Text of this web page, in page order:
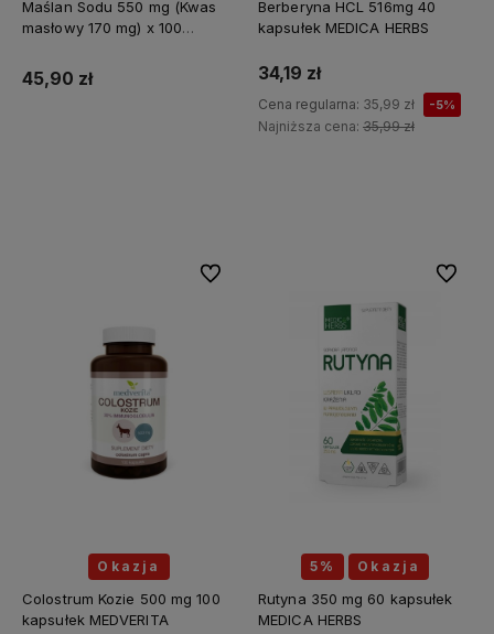
Maślan Sodu 550 mg (Kwas
masłowy 170 mg) x 100
45,90 zł
Berberyna HCL 516mg 40
kapsułek MEDICA HERBS
34,19 zł
Cena regularna: 35,99 zł -5%
Najniższa cena: 35,99 zł
Okazja
Colostrum Kozie 500 mg 100
kapsułek MEDVERITA
Do ulubionych
5% Okazja
Rutyna 350 mg 60 kapsułek
MEDICA HERBS
Do